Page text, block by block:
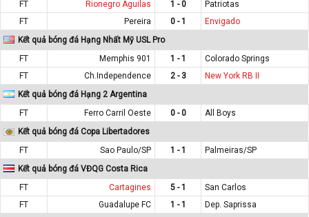
FT
Rionegro Aguilas 1 - 0
Patriotas
FT
Pereira 0 - 1
Envigado
Kết quả bóng đá Hạng Nhất Mỹ USL Pro
FT
Memphis 901 1 - 1
Colorado Springs
FT
Ch.Independence 2 - 3
New York RB II
Kết quả bóng đá Hạng 2 Argentina
FT
Ferro Carril Oeste 0 - 0
All Boys
Kết quả bóng đá Copa Libertadores
FT
Sao Paulo/SP 1 - 1
Palmeiras/SP
Kết quả bóng đá VĐQG Costa Rica
FT
Cartagines 5 - 1
San Carlos
FT
Guadalupe FC 1 - 1
Dep. Saprissa